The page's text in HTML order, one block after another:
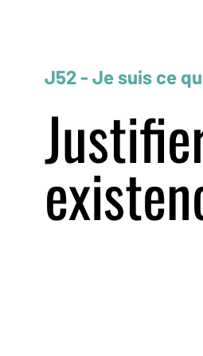
J52 - Je suis ce